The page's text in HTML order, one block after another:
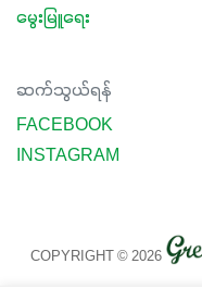
မွေးမြူရေး
ဆက်သွယ်ရန်
FACEBOOK
INSTAGRAM
COPYRIGHT © 2026